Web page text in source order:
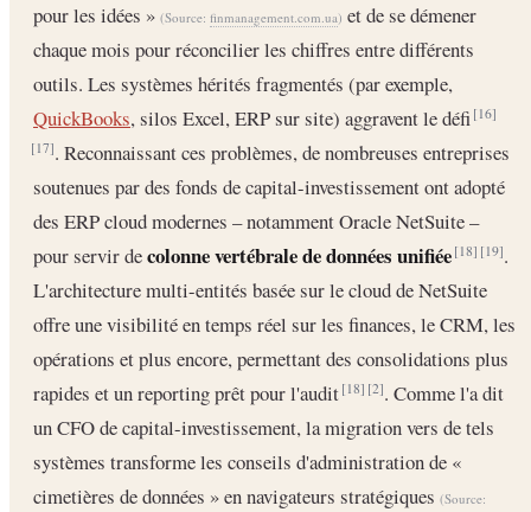
pour les idées » (Source: finmanagement.com.ua) et de se démener
chaque mois pour réconcilier les chiffres entre différents
outils. Les systèmes hérités fragmentés (par exemple,
QuickBooks, silos Excel, ERP sur site) aggravent le défi[16]
[17]. Reconnaissant ces problèmes, de nombreuses entreprises
soutenues par des fonds de capital-investissement ont adopté
des ERP cloud modernes – notamment Oracle NetSuite –
pour servir decolonne vertébrale de données unifiée [18] [19].
L'architecture multi-entités basée sur le cloud de NetSuite
offre une visibilité en temps réel sur les finances, le CRM, les
opérations et plus encore, permettant des consolidations plus
rapides et un reporting prêt pour l'audit[18] [2]. Comme l'a dit
un CFO de capital-investissement, la migration vers de tels
systèmes transforme les conseils d'administration de «
cimetières de données » en navigateurs stratégiques (Source: